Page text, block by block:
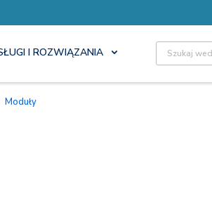
I ROZWIĄZANIA Site Search
Moduły